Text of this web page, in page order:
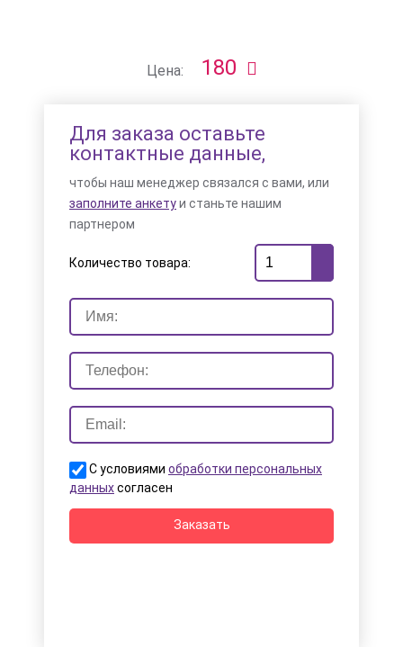
Цена: 180
Для заказа оставьте
контактные данные,
чтобы наш менеджер связался с вами, или
заполните анкетуи станьте нашим
партнером
Количество товара:
С условиями обработки персональных
данныхсогласен
Заказать